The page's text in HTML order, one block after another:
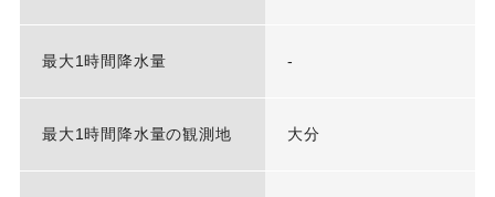
最大1時間降水量 -
最大1時間降水量の観測地 大分